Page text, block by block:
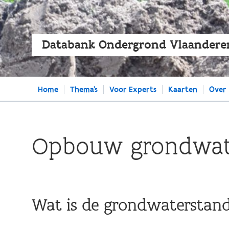
Databank Ondergrond
Home Thema's Voor Experts Kaarten Over
Opbouw
Wat is de